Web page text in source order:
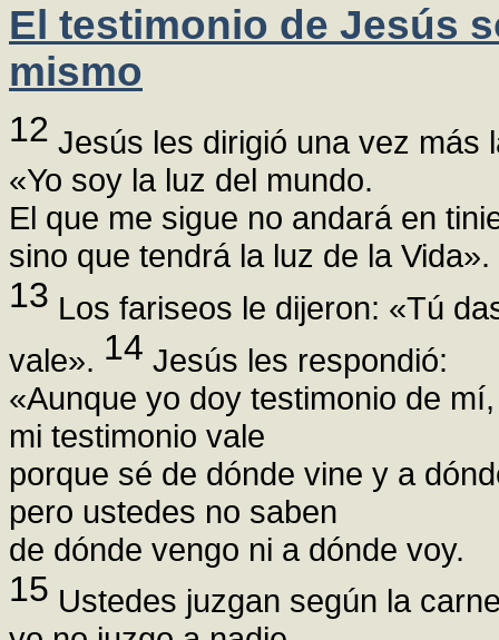
El testimonio de Jesús
mismo
12 Jesús les dirigió una vez más
«Yo soy la luz del mundo.
El que me sigue no andará en
sino que tendrá la luz de la Vida».
13 Los fariseos le dijeron: «Tú
vale». 14 Jesús les respondió:
«Aunque yo doy testimonio de mí,
mi testimonio vale
porque sé de dónde vine y a
pero ustedes no saben
de dónde vengo ni a dónde voy.
15 Ustedes juzgan según la